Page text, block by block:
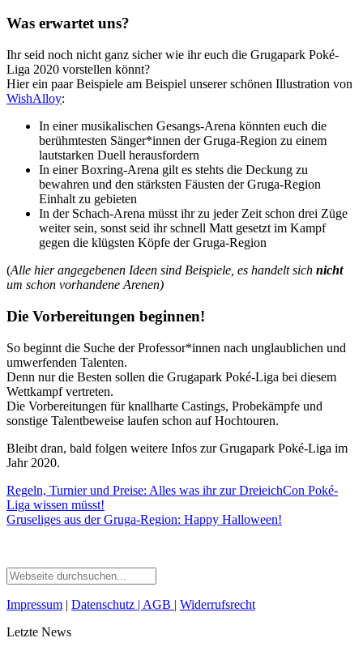
Was erwartet uns?
Ihr seid noch nicht ganz sicher wie ihr euch die Grugapark Poké-
Liga 2020 vorstellen könnt?
Hier ein paar Beispiele am Beispiel unserer schönen Illustration von
WishAlloy:
In einer musikalischen Gesangs-Arena könnten euch die
berühmtesten Sänger*innen der Gruga-Region zu einem
lautstarken Duell herausfordern
In einer Boxring-Arena gilt es stehts die Deckung zu
bewahren und den stärksten Fäusten der Gruga-Region
Einhalt zu gebieten
In der Schach-Arena müsst ihr zu jeder Zeit schon drei Züge
weiter sein, sonst seid ihr schnell Matt gesetzt im Kampf
gegen die klügsten Köpfe der Gruga-Region
(Alle hier angegebenen Ideen sind Beispiele, es handelt sich nicht
um schon vorhandene Arenen)
Die Vorbereitungen beginnen!
So beginnt die Suche der Professor*innen nach unglaublichen und
umwerfenden Talenten.
Denn nur die Besten sollen die Grugapark Poké-Liga bei diesem
Wettkampf vertreten.
Die Vorbereitungen für knallharte Castings, Probekämpfe und
sonstige Talentbeweise laufen schon auf Hochtouren.
Bleibt dran, bald folgen weitere Infos zur Grugapark Poké-Liga im
Jahr 2020.
Regeln, Turnier und Preise: Alles was ihr zur DreieichCon Poké-
Liga wissen müsst!
Gruseliges aus der Gruga-Region: Happy Halloween!
Impressum | Datenschutz | AGB | Widerrufsrecht
Letzte News